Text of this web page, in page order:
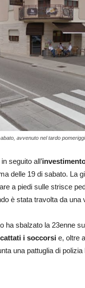
avvenuto nel tardo
seguito all’
delle 19 di sabato. La
a piedi sulle strisce
è stata travolta da una
ha sbalzato la 23enne
i soccorsi e, oltre
una pattuglia di